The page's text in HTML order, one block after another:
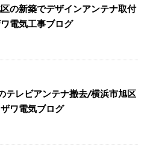
の新築でデザインアンテナ取付
電気工事ブログ
テレビアンテナ撤去/横浜市旭区
ワ電気ブログ